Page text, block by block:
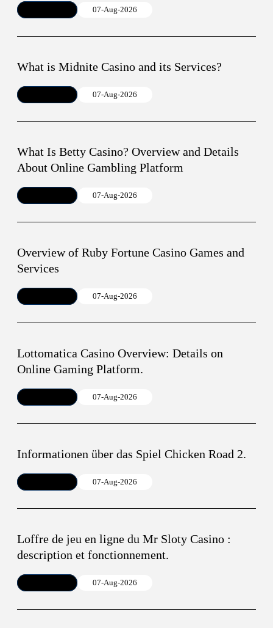
07-Aug-2026
What is Midnite Casino and its Services?
07-Aug-2026
What Is Betty Casino? Overview and Details
About Online Gambling Platform
07-Aug-2026
Overview of Ruby Fortune Casino Games and
Services
07-Aug-2026
Lottomatica Casino Overview: Details on
Online Gaming Platform.
07-Aug-2026
Informationen über das Spiel Chicken Road 2.
07-Aug-2026
Loffre de jeu en ligne du Mr Sloty Casino :
description et fonctionnement.
07-Aug-2026